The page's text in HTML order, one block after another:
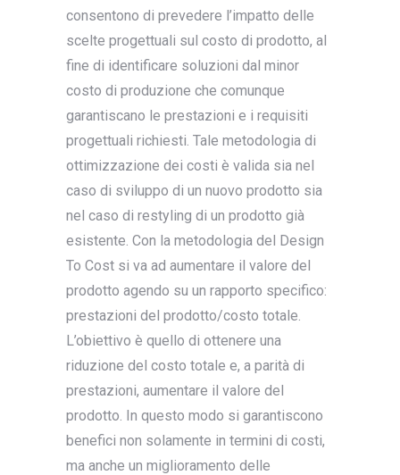
consentono di prevedere l’impatto delle
scelte progettuali sul costo di prodotto, al
fine di identificare soluzioni dal minor
costo di produzione che comunque
garantiscano le prestazioni e i requisiti
progettuali richiesti. Tale metodologia di
ottimizzazione dei costi è valida sia nel
caso di sviluppo di un nuovo prodotto sia
nel caso di restyling di un prodotto già
esistente. Con la metodologia del Design
To Cost si va ad aumentare il valore del
prodotto agendo su un rapporto specifico:
prestazioni del prodotto/costo totale.
L’obiettivo è quello di ottenere una
riduzione del costo totale e, a parità di
prestazioni, aumentare il valore del
prodotto. In questo modo si garantiscono
benefici non solamente in termini di costi,
ma anche un miglioramento delle